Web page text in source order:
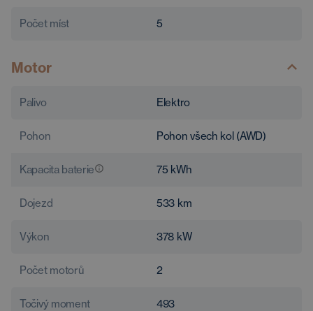
Počet míst 5
Motor
Palivo Elektro
Pohon Pohon všech kol (AWD)
Kapacita baterie 75 kWh
Dojezd 533 km
Výkon 378 kW
Počet motorů 2
Točivý moment 493